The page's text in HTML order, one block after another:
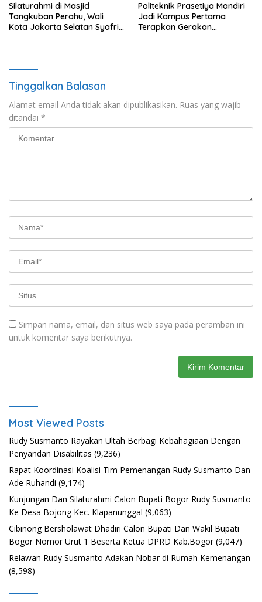
Silaturahmi di Masjid
Tangkuban Perahu, Wali
Kota Jakarta Selatan Syafrin
Politeknik Prasetiya Mandiri
Jadi Kampus Pertama
Terapkan Gerakan
Tinggalkan Balasan
Alamat email Anda tidak akan dipublikasikan. Ruas yang wajib
ditandai *
Simpan nama, email, dan situs web saya pada peramban ini
untuk komentar saya berikutnya.
Most Viewed Posts
Rudy Susmanto Rayakan Ultah Berbagi Kebahagiaan Dengan
Penyandan Disabilitas (9,236)
Rapat Koordinasi Koalisi Tim Pemenangan Rudy Susmanto Dan
Ade Ruhandi (9,174)
Kunjungan Dan Silaturahmi Calon Bupati Bogor Rudy Susmanto
Ke Desa Bojong Kec. Klapanunggal (9,063)
Cibinong Bersholawat Dhadiri Calon Bupati Dan Wakil Bupati
Bogor Nomor Urut 1 Beserta Ketua DPRD Kab.Bogor (9,047)
Relawan Rudy Susmanto Adakan Nobar di Rumah Kemenangan
(8,598)